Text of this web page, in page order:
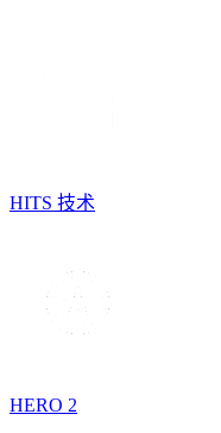
HITS 技术
HERO 2